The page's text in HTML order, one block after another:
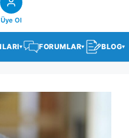
Üye Ol
▾ FORUMLAR▾ BLOG▾